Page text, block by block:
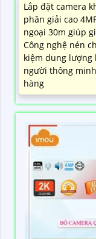
Lắp đặt camera
phân giải cao
ngoại 30m giúp
Công nghệ nén
kiệm dung lượng
người thông
hàng